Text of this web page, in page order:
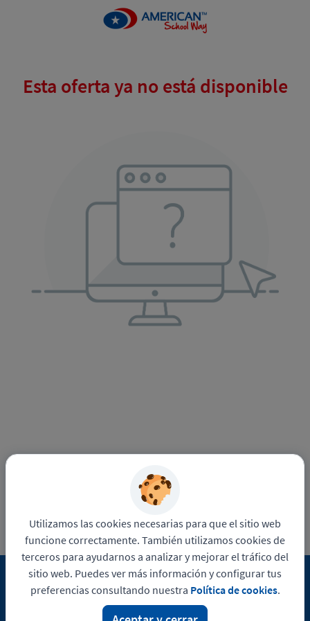
Esta oferta ya no está disponible
Ver más ofertas
Utilizamos las cookies necesarias para que el sitio web
funcione correctamente. También utilizamos cookies de
terceros para ayudarnos a analizar y mejorar el tráfico del
sitio web. Puedes ver más información y configurar tus
preferencias consultando nuestra Política de cookies.